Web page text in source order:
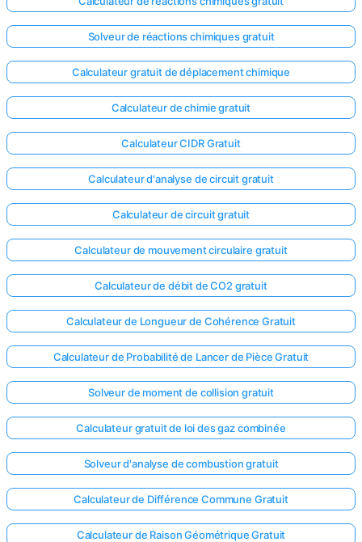
Solveur de réactions chimiques gratuit
Calculateur gratuit de déplacement chimique
Calculateur de chimie gratuit
Calculateur CIDR Gratuit
Calculateur d'analyse de circuit gratuit
Calculateur de circuit gratuit
Calculateur de mouvement circulaire gratuit
Calculateur de débit de CO2 gratuit
Calculateur de Longueur de Cohérence Gratuit
Calculateur de Probabilité de Lancer de Pièce Gratuit
Solveur de moment de collision gratuit
Calculateur gratuit de loi des gaz combinée
Solveur d'analyse de combustion gratuit
Calculateur de Différence Commune Gratuit
Calculateur de Raison Géométrique Gratuit